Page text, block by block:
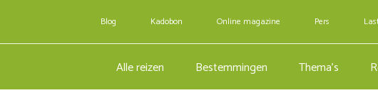
Blog Kadobon Online magazine Pers
Alle reizen Bestemmingen Thema's